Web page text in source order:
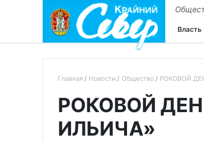
Власть
Главная Новости Общество РОКОВОЙ
РОКОВОЙ
ИЛЬИЧА»